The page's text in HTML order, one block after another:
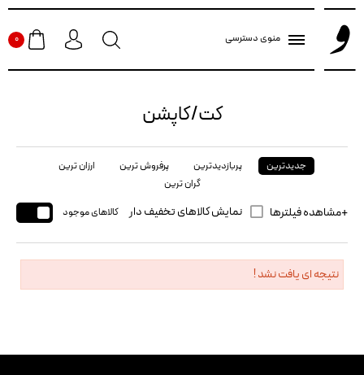
منوی دسترسی 0
کت/کاپشن
مشاهده فیلترها
جدیدترین پربازدیدترین پرفروش ترین
ارزان ترین
گران ترین
نمایش کالاهای تخفیف دار کالاهای موجود
نتیجه ای یافت نشد !